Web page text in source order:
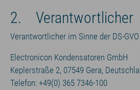
2. Verantwortlicher
Verantwortlicher im Sinne der DS-
Electronicon Kondensatoren GmbH
Keplerstraße 2, 07549 Gera,
Telefon: +49(0) 365 7346-100